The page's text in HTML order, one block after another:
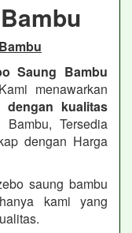
Saung Bambu
menawarkan
dengan kualitas
Tersedia
dengan Harga
saung bambu
kami yang